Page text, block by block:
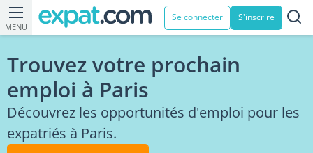
MENU
Se connecter S'inscrire
Trouvez votre prochain
emploi à Paris
Découvrez les opportunités d'emploi pour les
expatriés à Paris.